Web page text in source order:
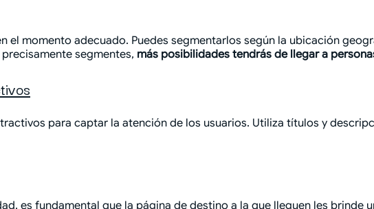
el momento adecuado. Puedes segmentarlos según la ubicación
segmentes, más posibilidades tendrás de llegar a
para captar la atención de los usuarios. Utiliza títulos y
es fundamental que la página de destino a la que lleguen les brinde